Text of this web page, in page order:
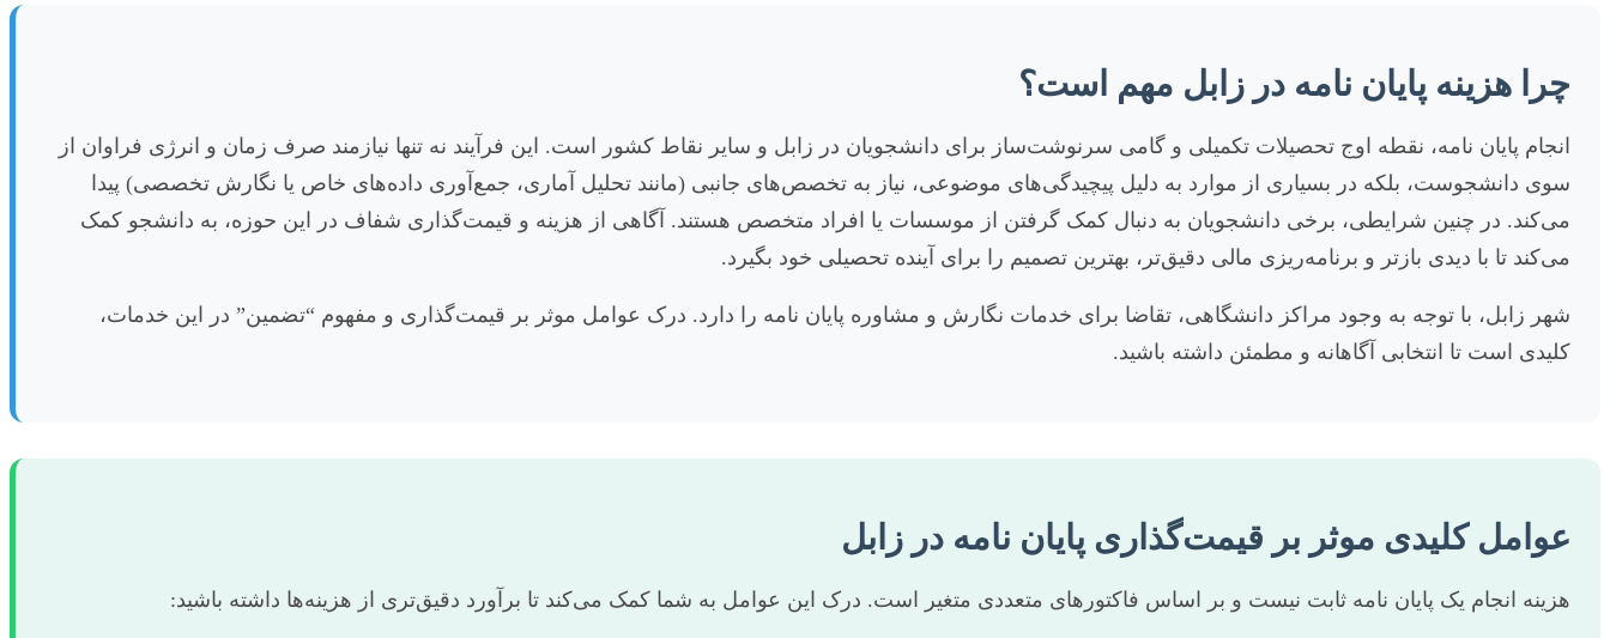
چرا هزینه پایان نامه در زابل مهم است؟
انجام پایان نامه، نقطه اوج تحصیلات تکمیلی و گامی سرنوشت‌ساز برای دانشجویان در زابل و سایر نقاط کشور است. این فرآیند نه تنها نیازمند صرف زمان و انرژی فراوان از
سوی دانشجوست، بلکه در بسیاری از موارد به دلیل پیچیدگی‌های موضوعی، نیاز به تخصص‌های جانبی (مانند تحلیل آماری، جمع‌آوری داده‌های خاص یا نگارش تخصصی) پیدا
می‌کند. در چنین شرایطی، برخی دانشجویان به دنبال کمک گرفتن از موسسات یا افراد متخصص هستند. آگاهی از هزینه و قیمت‌گذاری شفاف در این حوزه، به دانشجو کمک
می‌کند تا با دیدی بازتر و برنامه‌ریزی مالی دقیق‌تر، بهترین تصمیم را برای آینده تحصیلی خود بگیرد.
شهر زابل، با توجه به وجود مراکز دانشگاهی، تقاضا برای خدمات نگارش و مشاوره پایان نامه را دارد. درک عوامل موثر بر قیمت‌گذاری و مفهوم “تضمین” در این خدمات،
کلیدی است تا انتخابی آگاهانه و مطمئن داشته باشید.
عوامل کلیدی موثر بر قیمت‌گذاری پایان نامه در زابل
هزینه انجام یک پایان نامه ثابت نیست و بر اساس فاکتورهای متعددی متغیر است. درک این عوامل به شما کمک می‌کند تا برآورد دقیق‌تری از هزینه‌ها داشته باشید: